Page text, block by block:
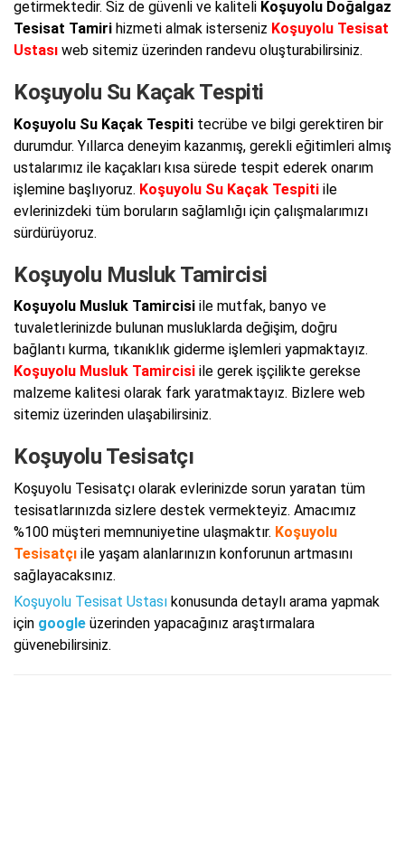
getirmektedir. Siz de güvenli ve kaliteli Koşuyolu Doğalgaz
Tesisat Tamiri hizmeti almak isterseniz Koşuyolu Tesisat
Ustası web sitemiz üzerinden randevu oluşturabilirsiniz.
Koşuyolu Su Kaçak Tespiti
Koşuyolu Su Kaçak Tespiti tecrübe ve bilgi gerektiren bir
durumdur. Yıllarca deneyim kazanmış, gerekli eğitimleri almış
ustalarımız ile kaçakları kısa sürede tespit ederek onarım
işlemine başlıyoruz. Koşuyolu Su Kaçak Tespiti ile
evlerinizdeki tüm boruların sağlamlığı için çalışmalarımızı
sürdürüyoruz.
Koşuyolu Musluk Tamircisi
Koşuyolu Musluk Tamircisi ile mutfak, banyo ve
tuvaletlerinizde bulunan musluklarda değişim, doğru
bağlantı kurma, tıkanıklık giderme işlemleri yapmaktayız.
Koşuyolu Musluk Tamircisi ile gerek işçilikte gerekse
malzeme kalitesi olarak fark yaratmaktayız. Bizlere web
sitemiz üzerinden ulaşabilirsiniz.
Koşuyolu Tesisatçı
Koşuyolu Tesisatçı olarak evlerinizde sorun yaratan tüm
tesisatlarınızda sizlere destek vermekteyiz. Amacımız
%100 müşteri memnuniyetine ulaşmaktır. Koşuyolu
Tesisatçı ile yaşam alanlarınızın konforunun artmasını
sağlayacaksınız.
Koşuyolu Tesisat Ustası konusunda detaylı arama yapmak
için google üzerinden yapacağınız araştırmalara
güvenebilirsiniz.